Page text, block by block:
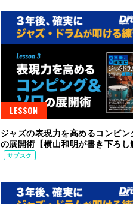
LESSON
ジャズの表現力を高めるコンピン
の展開術【横山和明が書き下ろし
サブスク